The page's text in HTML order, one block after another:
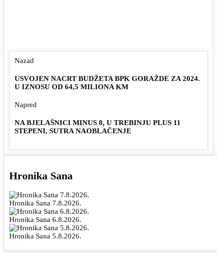
Nazad
USVOJEN NACRT BUDŽETA BPK GORAŽDE ZA 2024.
U IZNOSU OD 64,5 MILIONA KM
Napred
NA BJELAŠNICI MINUS 8, U TREBINJU PLUS 11
STEPENI, SUTRA NAOBLAČENJE
Hronika Sana
Hronika Sana 7.8.2026.
Hronika Sana 6.8.2026.
Hronika Sana 5.8.2026.